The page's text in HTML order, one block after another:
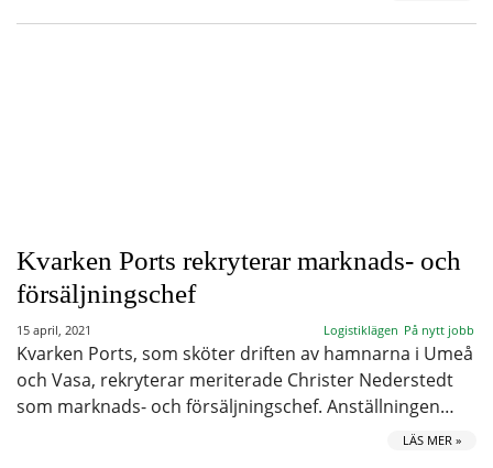
Kvarken Ports rekryterar marknads- och
försäljningschef
15 april, 2021 Logistiklägen På nytt jobb
Kvarken Ports, som sköter driften av hamnarna i Umeå
och Vasa, rekryterar meriterade Christer Nederstedt
som marknads- och försäljningschef. Anställningen…
LÄS MER »